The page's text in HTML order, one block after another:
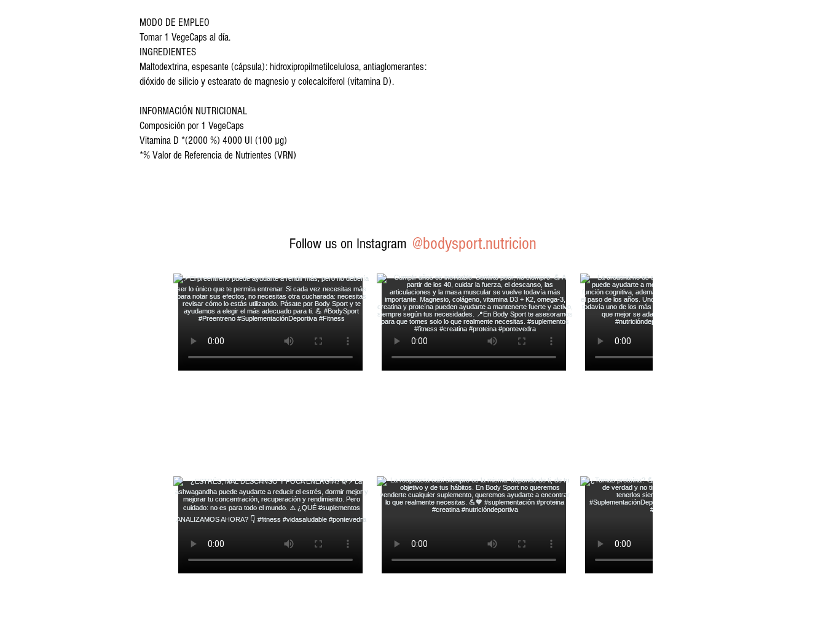
MODO DE EMPLEO
Tomar 1 VegeCaps al día.
INGREDIENTES
Maltodextrina, espesante (cápsula): hidroxipropilmetilcelulosa, antiaglomerantes:
dióxido de silicio y estearato de magnesio y colecalciferol (vitamina D).
INFORMACIÓN NUTRICIONAL
Composición por 1 VegeCaps
Vitamina D *(2000 %) 4000 UI (100 µg)
*% Valor de Referencia de Nutrientes (VRN)
Follow us on Instagram @bodysport.nutricion